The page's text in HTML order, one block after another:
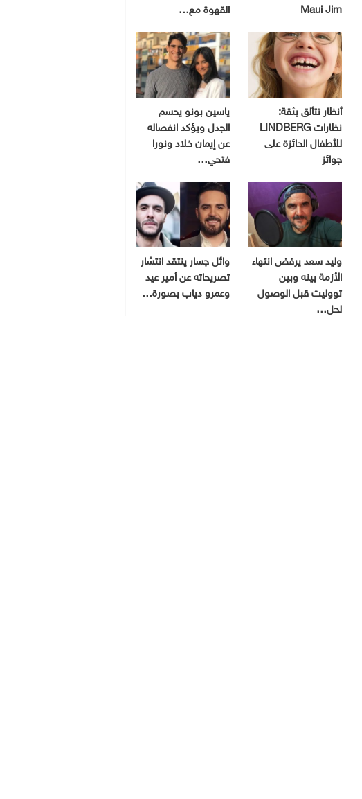
Maui Jim
القهوة مع…
أنظار تتألق بثقة:
نظارات LINDBERG
للأطفال الحائزة على
جوائز
ياسين بونو يحسم
الجدل ويؤكد انفصاله
عن إيمان خلاد ونورا
فتحي…
وليد سعد يرفض انتهاء
الأزمة بينه وبين
تووليت قبل الوصول
لحل…
وائل جسار ينتقد انتشار
تصريحاته عن أمير عيد
وعمرو دياب بصورة…